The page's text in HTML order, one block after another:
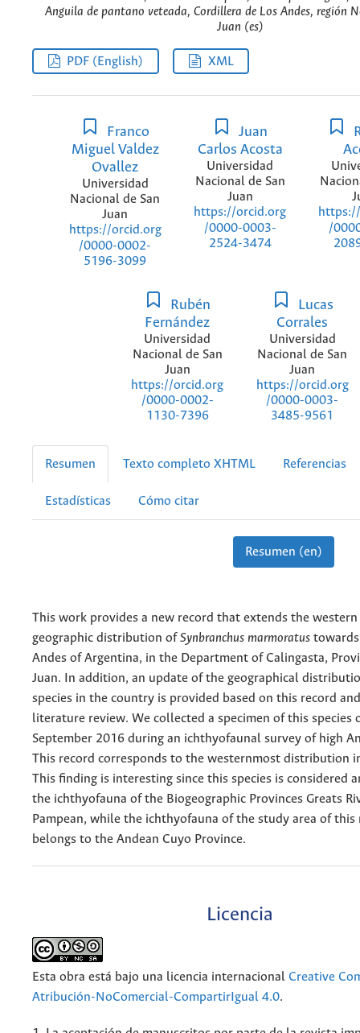
Anguila de pantano veteada, Cordillera de Los Andes, región
Juan (es)
PDF (English) XML
Franco
Miguel Valdez
Ovallez
Universidad
Nacional de San
Juan
https://orcid.org
/0000-0002-
5196-3099
Juan
Carlos Acosta
Universidad
Nacional de San
Juan
https://orcid.org
/0000-0003-
2524-3474
/
Rubén
Fernández
Universidad
Nacional de San
Juan
https://orcid.org
/0000-0002-
1130-7396
Lucas
Corrales
Universidad
Nacional de San
Juan
https://orcid.org
/0000-0003-
3485-9561
Resumen Texto completo XHTML Referencias
Estadísticas Cómo citar
Resumen (en)
This work provides a new record that extends the
geographic distribution ofSynbranchus marmoratus
Andes of Argentina, in the Department of Calingasta,
Juan. In addition, an update of the geographical
species in the country is provided based on this record
literature review. We collected a specimen of this species
September 2016 during an ichthyofaunal survey of high
This record corresponds to the westernmost distribution
This finding is interesting since this species is considered
the ichthyofauna of the Biogeographic Provinces Greats
Pampean, while the ichthyofauna of the study area of this
belongs to the Andean Cuyo Province.
Licencia
Esta obra está bajo una licencia internacional Creative
Atribución-NoComercial-CompartirIgual 4.0.